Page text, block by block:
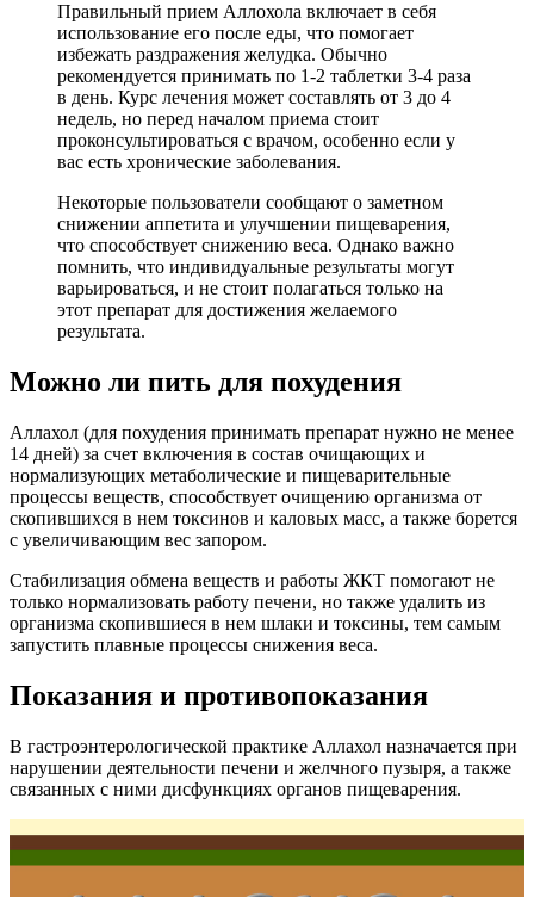
Правильный прием Аллохола включает в себя
использование его после еды, что помогает
избежать раздражения желудка. Обычно
рекомендуется принимать по 1-2 таблетки 3-4 раза
в день. Курс лечения может составлять от 3 до 4
недель, но перед началом приема стоит
проконсультироваться с врачом, особенно если у
вас есть хронические заболевания.
Некоторые пользователи сообщают о заметном
снижении аппетита и улучшении пищеварения,
что способствует снижению веса. Однако важно
помнить, что индивидуальные результаты могут
варьироваться, и не стоит полагаться только на
этот препарат для достижения желаемого
результата.
Можно ли пить для похудения
Аллахол (для похудения принимать препарат нужно не менее
14 дней) за счет включения в состав очищающих и
нормализующих метаболические и пищеварительные
процессы веществ, способствует очищению организма от
скопившихся в нем токсинов и каловых масс, а также борется
с увеличивающим вес запором.
Стабилизация обмена веществ и работы ЖКТ помогают не
только нормализовать работу печени, но также удалить из
организма скопившиеся в нем шлаки и токсины, тем самым
запустить плавные процессы снижения веса.
Показания и противопоказания
В гастроэнтерологической практике Аллахол назначается при
нарушении деятельности печени и желчного пузыря, а также
связанных с ними дисфункциях органов пищеварения.